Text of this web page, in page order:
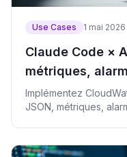
Use Cases 1 mai 2026
Claude Code ×
métriques,
incidents
Implémentez
JSON, métriques,